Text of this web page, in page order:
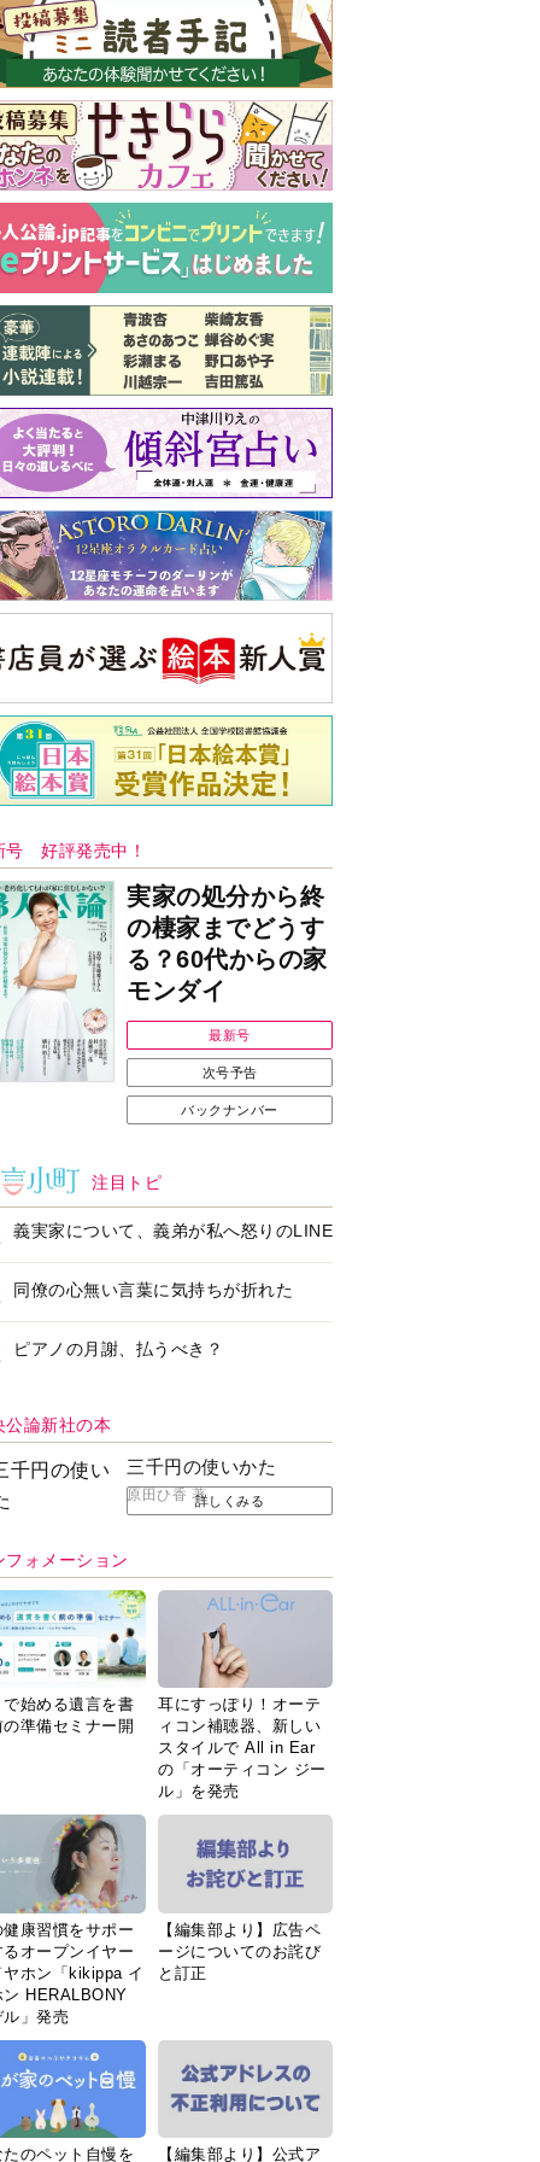
号 好評発売中！
実家の処分から終
の棲家までどうす
る？60代からの家
モンダイ
最新号
次号予告
バックナンバー
注目トピ
義実家について、義弟が私へ怒りのLINE
同僚の心無い言葉に気持ちが折れた
ピアノの月謝、払うべき？
公論新社の本
三千円の使いかた
原田ひ香 著詳しくみる
フォメーション
で始める遺言を書
準備セミナー開
耳にすっぽり！オーテ
ィコン補聴器、新しい
スタイルで All in Ear
の「オーティコン ジー
ル」を発売
健康習慣をサポー
るオープンイヤー
ヤホン「kikippa イ
ン HERALBONY
ル」発売
【編集部より】広告ペ
ージについてのお詫び
と訂正
たのペット自慢を 【編集部より】公式ア